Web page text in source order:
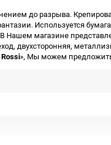
до разрыва.
Используется
Нашем магазине
двухсторонняя,
», Мы можем